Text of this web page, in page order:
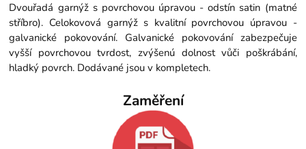
Dvouřadá garnýž s povrchovou úpravou - odstín satin (matné
stříbro). Celokovová garnýž s kvalitní povrchovou úpravou -
galvanické pokovování. Galvanické pokovování zabezpečuje
vyšší povrchovou tvrdost, zvýšenú dolnost vůči poškrábání,
hladký povrch. Dodávané jsou v kompletech.
Zaměření